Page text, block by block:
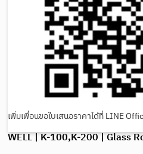
เพิ่มเพื่อนขอใบเสนอราคาได้ที่ LINE
WELL | K-100,K-200 | Glass